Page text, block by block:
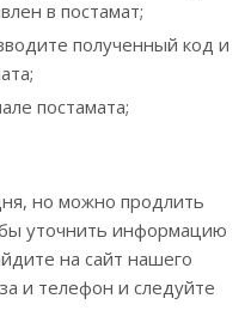
в постамат;
полученный код и
постамата;
но можно продлить
уточнить информацию
на сайт нашего
и телефон и следуйте